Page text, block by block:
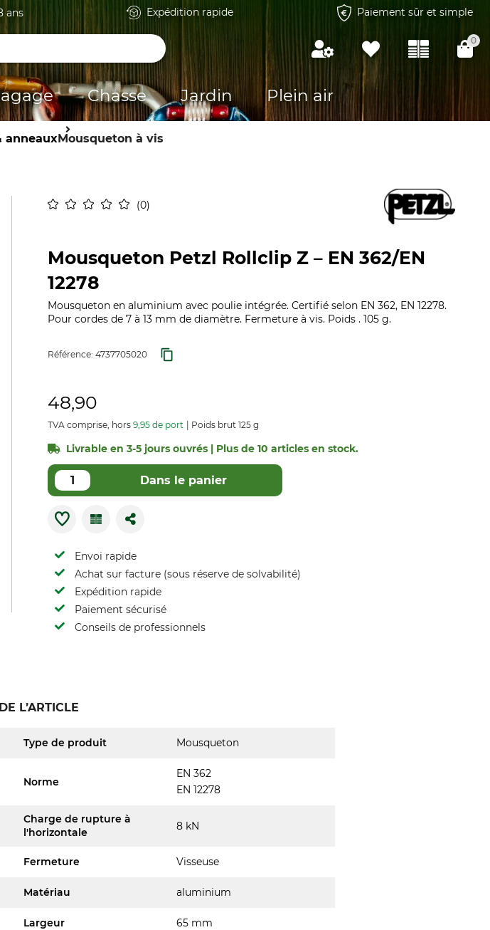
ans Expédition rapide Paiement sûr et simple
0
Chasse Jardin Plein air
anneauxMousqueton à vis
0
Mousqueton Petzl Rollclip Z – EN 362/EN
12278
Mousqueton en aluminium avec poulie intégrée. Certifié selon EN 362, EN 12278.
Pour cordes de 7 à 13 mm de diamètre. Fermeture à vis. Poids . 105 g.
Référence: 4737705020
48,90
TVA comprise, hors 9,95 de port Poids brut 125 g
Livrable en 3-5 jours ouvrés | Plus de 10 articles en stock.
Dans le panier
Envoi rapide
Achat sur facture (sous réserve de solvabilité)
Expédition rapide
Paiement sécurisé
Conseils de professionnels
L’ARTICLE
Type de produit Mousqueton
Norme
EN 362
EN 12278
Charge de rupture à
l'horizontale
8 kN
Fermeture Visseuse
Matériau aluminium
Largeur 65 mm